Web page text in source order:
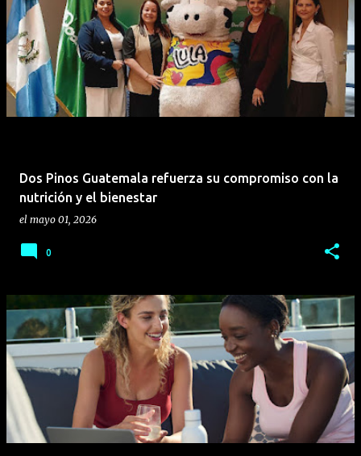
Dos Pinos Guatemala refuerza su compromiso con la
nutrición y el bienestar
el mayo 01, 2026
0